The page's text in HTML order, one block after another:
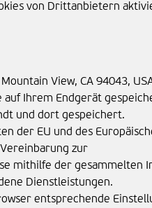
von Drittanbietern
View, CA 94043,
auf Ihrem Endgerät
und dort gespeichert.
der EU und des
zur
mithilfe der gesammelten
Dienstleistungen.
entsprechende